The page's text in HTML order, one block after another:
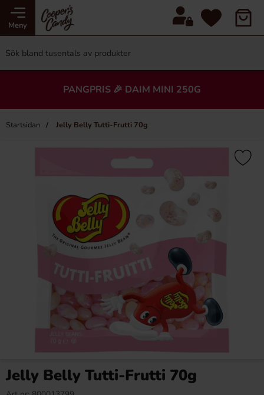
Meny
PANGPRIS 🎉 DAIM MINI 250G
Startsidan Jelly Belly Tutti-Frutti 70g
Jelly Belly Tutti-Frutti 70g